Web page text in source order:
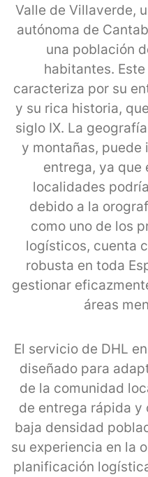
Valle de Villaverde,
autónoma de
una población
habitantes.
caracteriza por su
y su rica historia,
siglo IX. La
y montañas,
entrega, ya que
localidades
debido a la
como uno de los
logísticos, cuenta
robusta en toda
gestionar
áreas
El servicio de DHL
diseñado para
de la comunidad
de entrega rápida y
baja densidad
su experiencia en la
planificación